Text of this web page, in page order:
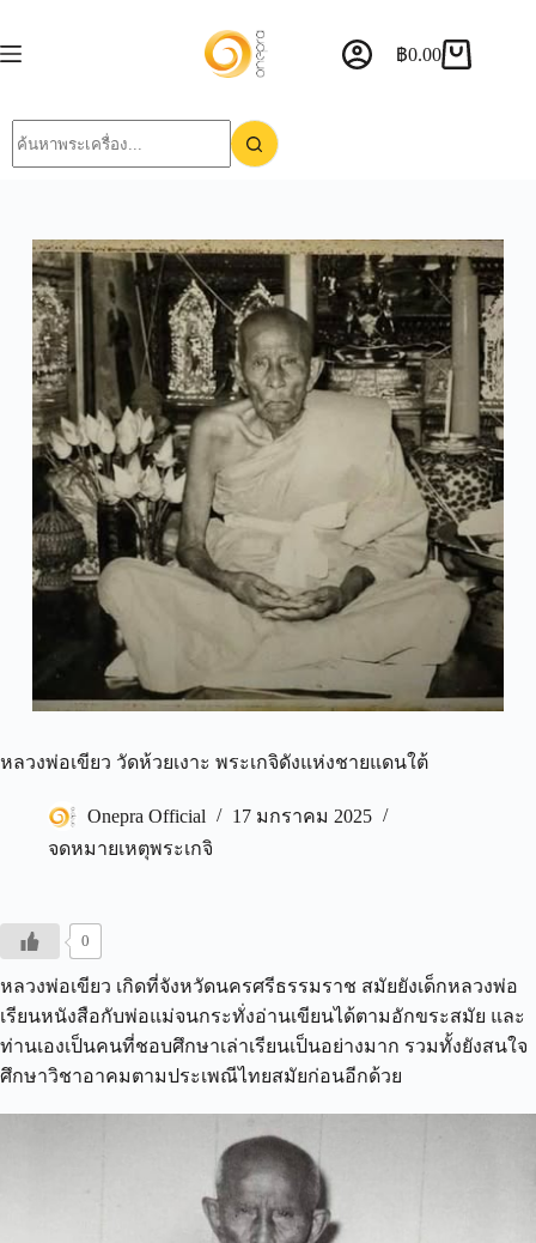
฿0.00
หลวงพ่อเขียว วัดห้วยเงาะ พระเกจิดังแห่งชายแดนใต้
Onepra Official
17 มกราคม 2025
จดหมายเหตุพระเกจิ
0
หลวงพ่อเขียว เกิดที่จังหวัดนครศรีธรรมราช สมัยยังเด็กหลวงพ่อ
เรียนหนังสือกับพ่อแม่จนกระทั่งอ่านเขียนได้ตามอักขระสมัย และ
ท่านเองเป็นคนที่ชอบศึกษาเล่าเรียนเป็นอย่างมาก รวมทั้งยังสนใจ
ศึกษาวิชาอาคมตามประเพณีไทยสมัยก่อนอีกด้วย